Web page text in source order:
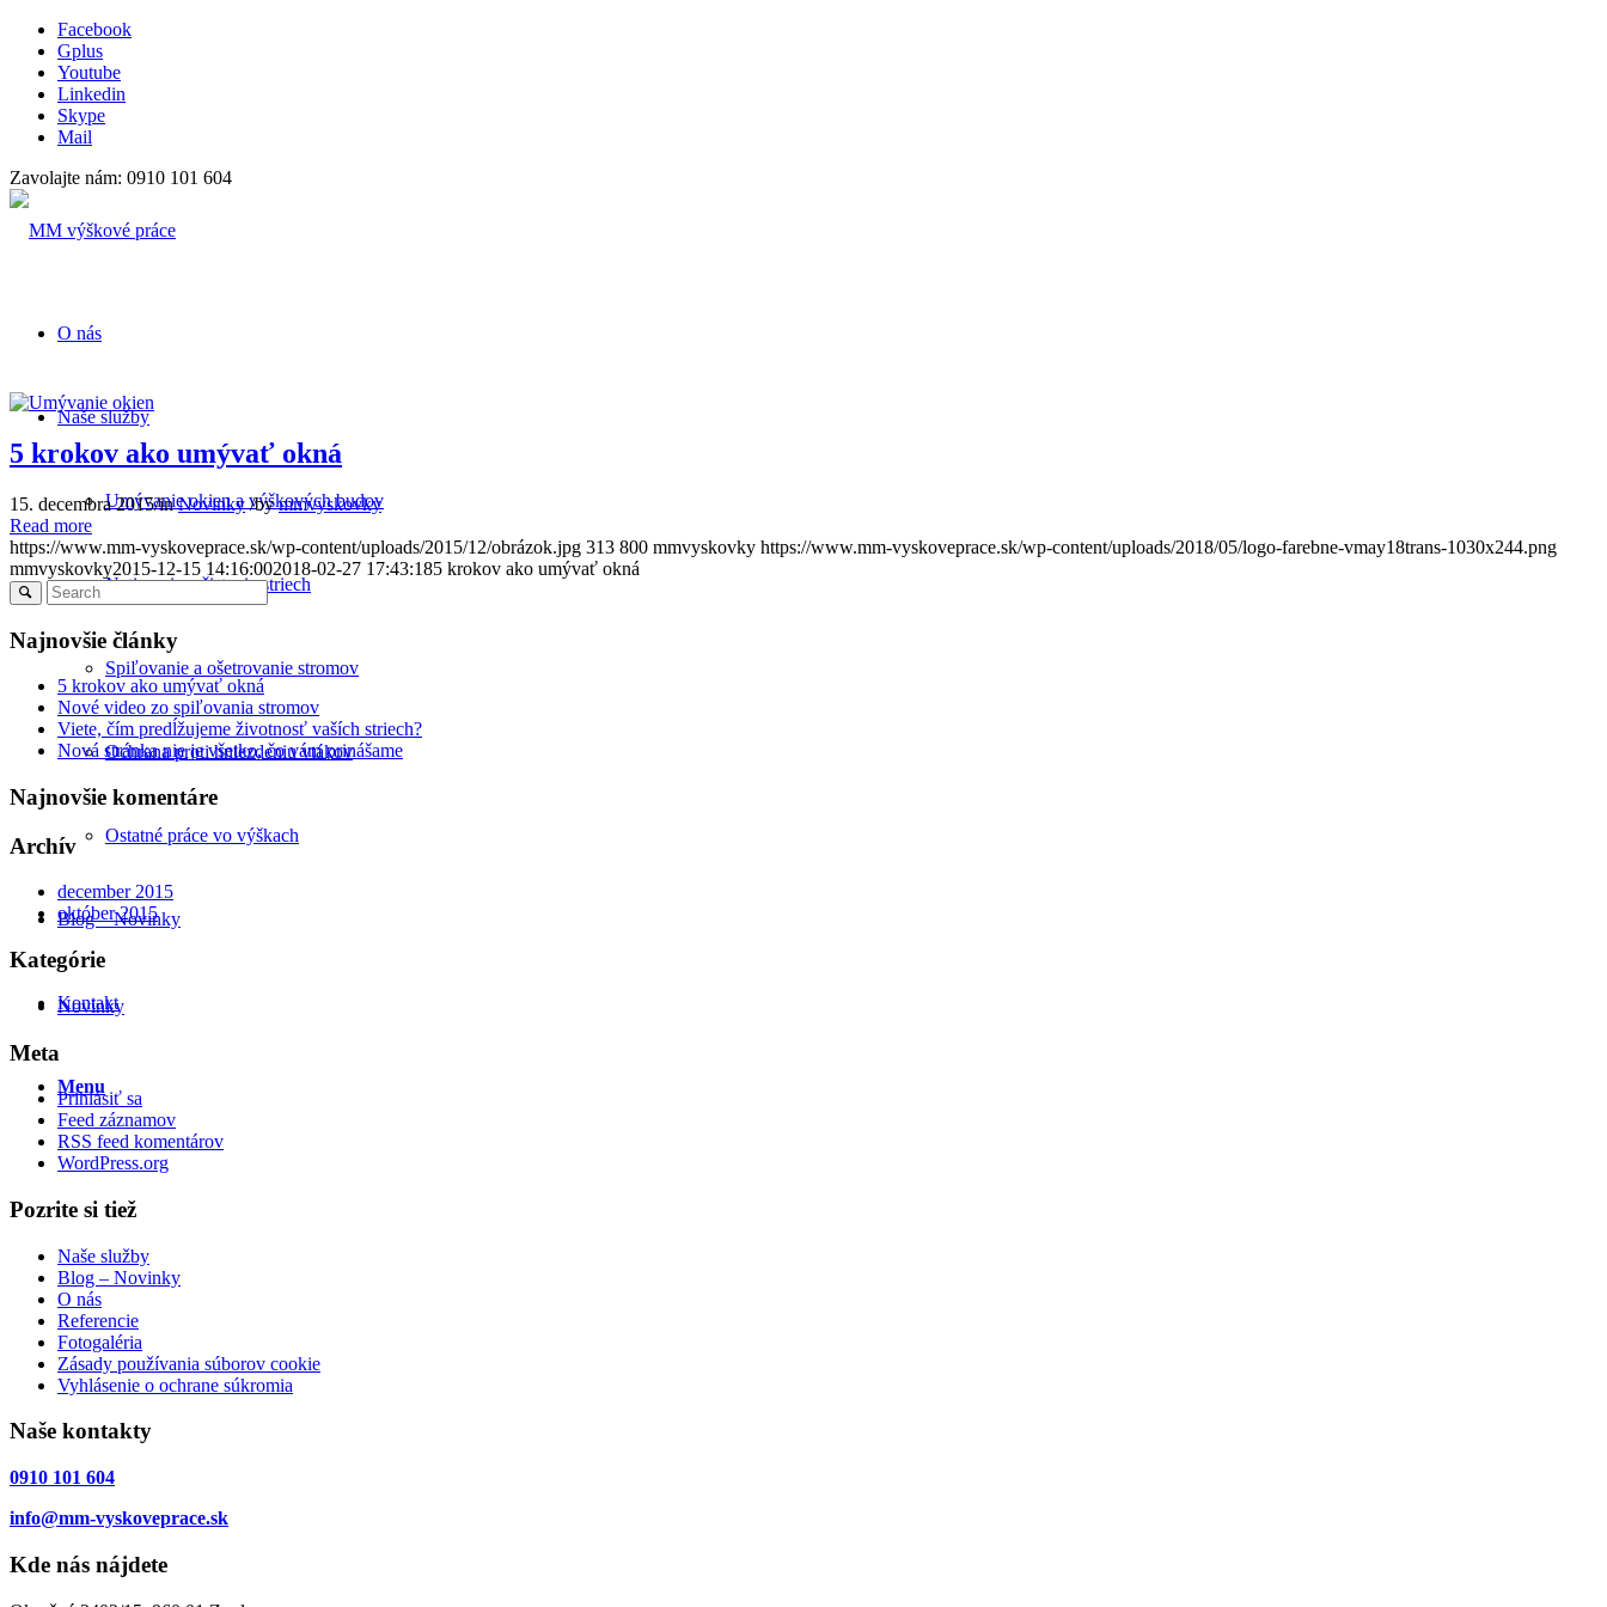
Facebook
Gplus
Youtube
Linkedin
Skype
Mail
Zavolajte nám: 0910 101 604
O nás
Naše služby
Umývanie okien a výškových budov
Natieranie a čistenie striech
Spiľovanie a ošetrovanie stromov
Ochrana proti hniezdeniu vtákov
Ostatné práce vo výškach
Blog – Novinky
Kontakt
Menu
5 krokov ako umývať okná
15. decembra 2015/inNovinky /bymmvyskovky
Read more
https://www.mm-vyskoveprace.sk/wp-content/uploads/2015/12/obrázok.jpg 313 800 mmvyskovky https://www.mm-vyskoveprace.sk/wp-content/uploads/2018/05/logo-farebne-vmay18trans-1030x244.png
mmvyskovky2015-12-15 14:16:002018-02-27 17:43:185 krokov ako umývať okná
Najnovšie články
5 krokov ako umývať okná
Nové video zo spiľovania stromov
Viete, čím predĺžujeme životnosť vaších striech?
Nová stránka nie je všetko, čo vám prinášame
Najnovšie komentáre
Archív
december 2015
október 2015
Kategórie
Novinky
Meta
Prihlásiť sa
Feed záznamov
RSS feed komentárov
WordPress.org
Pozrite si tiež
Naše služby
Blog – Novinky
O nás
Referencie
Fotogaléria
Zásady používania súborov cookie
Vyhlásenie o ochrane súkromia
Naše kontakty
0910 101 604
info@mm-vyskoveprace.sk
Kde nás nájdete